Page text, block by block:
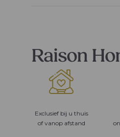
Raison
Exclusief bij u thuis
of vanop afstand